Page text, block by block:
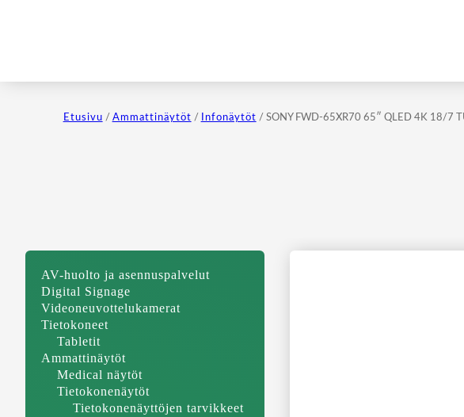
Etusivu / Ammattinäytöt / Infonäytöt / SONY FWD-65XR70 65″ QLED 4K 18/7
AV-huolto ja asennuspalvelut
Digital Signage
Videoneuvottelukamerat
Tietokoneet
Tabletit
Ammattinäytöt
Medical näytöt
Tietokonenäytöt
Tietokonenäyttöjen tarvikkeet